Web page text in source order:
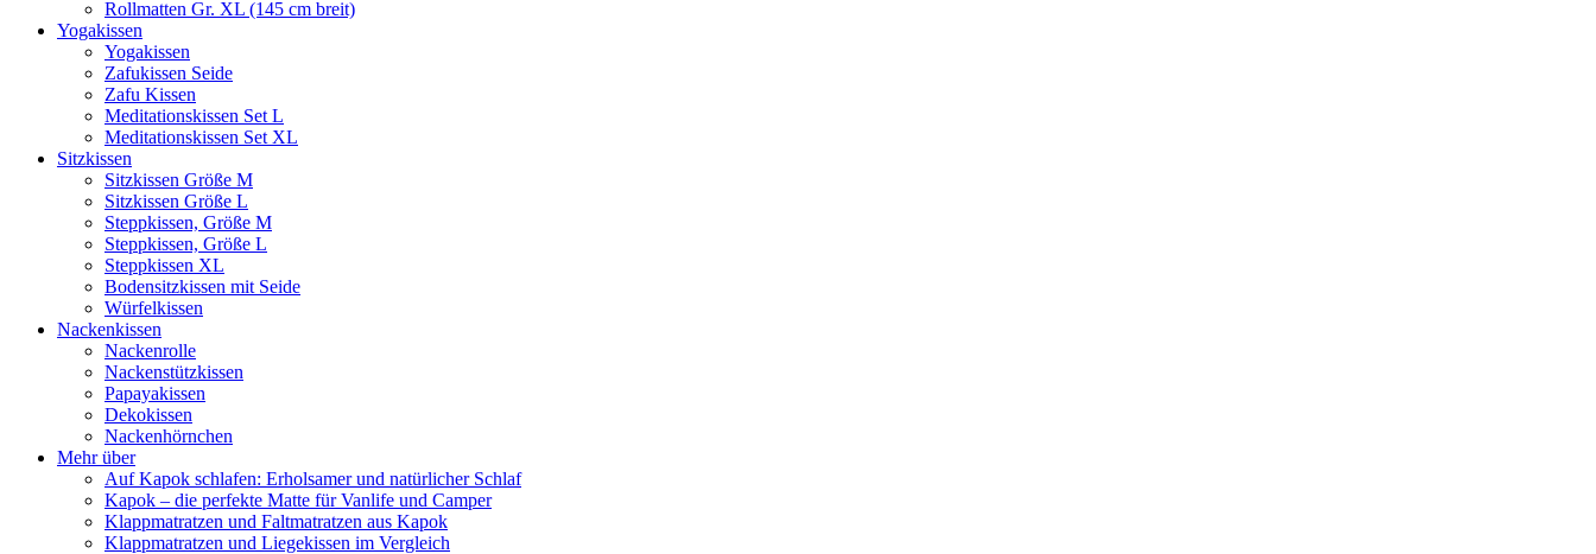
Rollmatten Gr. XL (145 cm breit)
Yogakissen
Yogakissen
Zafukissen Seide
Zafu Kissen
Meditationskissen Set L
Meditationskissen Set XL
Sitzkissen
Sitzkissen Größe M
Sitzkissen Größe L
Steppkissen, Größe M
Steppkissen, Größe L
Steppkissen XL
Bodensitzkissen mit Seide
Würfelkissen
Nackenkissen
Nackenrolle
Nackenstützkissen
Papayakissen
Dekokissen
Nackenhörnchen
Mehr über
Auf Kapok schlafen: Erholsamer und natürlicher Schlaf
Kapok – die perfekte Matte für Vanlife und Camper
Klappmatratzen und Faltmatratzen aus Kapok
Klappmatratzen und Liegekissen im Vergleich